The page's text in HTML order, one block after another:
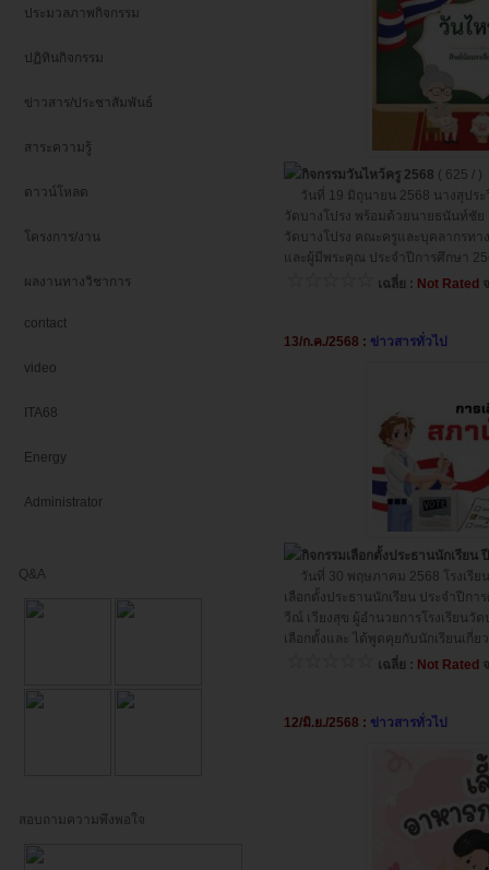
ประมวลภาพกิจกรรม
ปฏิทินกิจกรรม
ข่าวสาร/ประชาสัมพันธ์
สาระความรู้
ดาวน์โหลด
โครงการ/งาน
ผลงานทางวิชาการ
contact
video
ITA68
Energy
Administrator
Q&A
สอบถามความพึงพอใจ
กิจกรรมวันไหว้ครู 2568 ( 625 / )
วันที่ 19 มิถุนายน 2568 นางสุประ
วัดบางโปรง พร้อมด้วยนายธนันท์ชัย
วัดบางโปรง คณะครูและบุคลากรท
และผู้มีพระคุณ ประจำปีการศึกษา
เฉลี่ย : Not Rated
13/ก.ค./2568 : ข่าวสารทั่วไป
กิจกรรมเลือกตั้งประธานนักเรียน
วันที่ 30 พฤษภาคม 2568 โรงเรีย
เลือกตั้งประธานนักเรียน ประจำปีก
วีณ์ เวียงสุข ผู้อำนวยการโรงเรียนวั
เลือกตั้งและ ได้พูดคุยกับนักเรียนเกี่ย
เฉลี่ย : Not Rated
12/มิ.ย./2568 : ข่าวสารทั่วไป